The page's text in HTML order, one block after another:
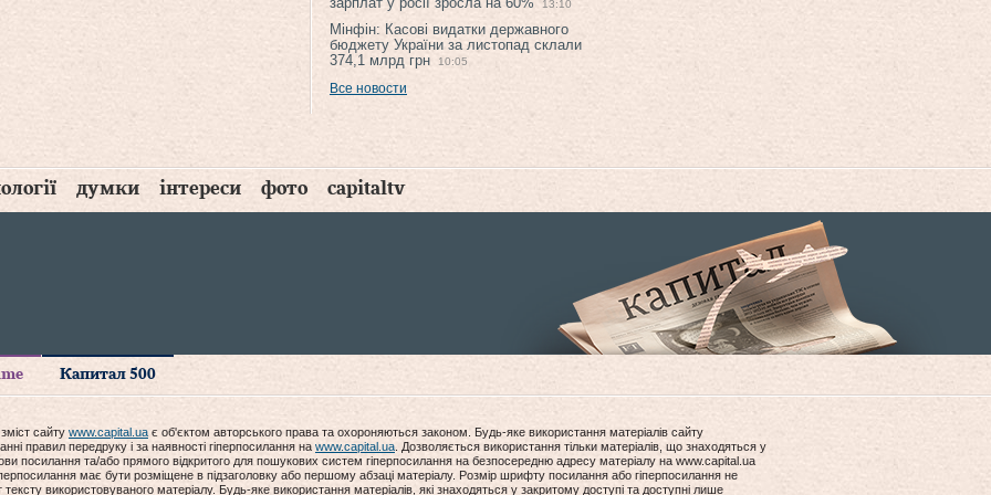
13:10
Мінфін: Касові видатки державного
бюджету України за листопад склали
374,1 млрд грн
10:05
Все новости
думки інтереси фото capitaltv
Капитал 500
сайту www.capital.ua є об'єктом авторського права та охороняються законом. Будь-яке використання матеріалів сайту
правил передруку і за наявності гіперпосилання на www.capital.ua . Дозволяється використання тільки матеріалів, що знаходяться у
посилання та/або прямого відкритого для пошукових систем гіперпосилання на безпосередню адресу матеріалу на www.capital.ua
має бути розміщене в підзаголовку або першому абзаці матеріалу. Розмір шрифту посилання або гіперпосилання не
використовуваного матеріалу. Будь-яке використання матеріалів, які знаходяться у закритому доступі та доступні лише